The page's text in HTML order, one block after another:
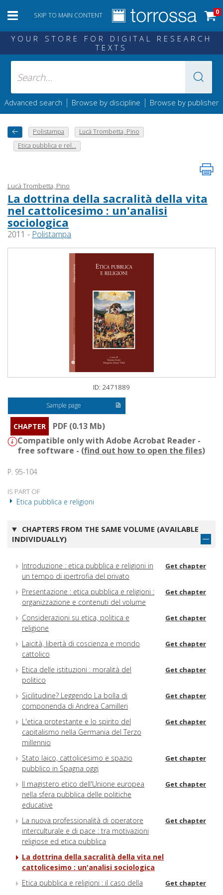
SKIP TO MAIN CONTENT 0
YOUR STORE FOR DIGITAL RESEARCH
TEXTS
Advanced search | Browse by discipline | Browse by publisher
Polistampa
Lucà Trombetta, Pino
Etica pubblica e rel...
Lucà Trombetta, Pino
La dottrina della sacralità della vita
nel cattolicesimo : un'analisi
sociologica
2011 - Polistampa
ID: 2471889
Sample page
CHAPTER
PDF (0.13 Mb)
Compatible only with Adobe Acrobat Reader -
free software - (find out how to open the files)
P. 95-104
IS PART OF
Etica pubblica e religioni
CHAPTERS FROM THE SAME VOLUME (AVAILABLE
INDIVIDUALLY)
Introduzione : etica pubblica e religioni in
un tempo di ipertrofia del privato
Get chapter
Presentazione : etica pubblica e religioni :
organizzazione e contenuti del volume
Get chapter
Considerazioni su etica, politica e
religione
Get chapter
Laicità, libertà di coscienza e mondo
cattolico
Get chapter
Etica delle istituzioni : moralità del
politico
Get chapter
Sicilitudine? Leggendo La bolla di
componenda di Andrea Camilleri
Get chapter
L'etica protestante e lo spirito del
capitalismo nella Germania del Terzo
millennio
Get chapter
Stato laico, cattolicesimo e spazio
pubblico in Spagna oggi
Get chapter
Il magistero etico dell'Unione europea
nella sfera pubblica delle politiche
educative
Get chapter
La nuova professionalità di operatore
interculturale e di pace : tra motivazioni
religiose ed etica pubblica
Get chapter
La dottrina della sacralità della vita nel
cattolicesimo : un'analisi sociologica
Etica pubblica e religioni : il caso della
Get chapter